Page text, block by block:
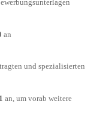
an
und spezialisierten
an, um vorab weitere